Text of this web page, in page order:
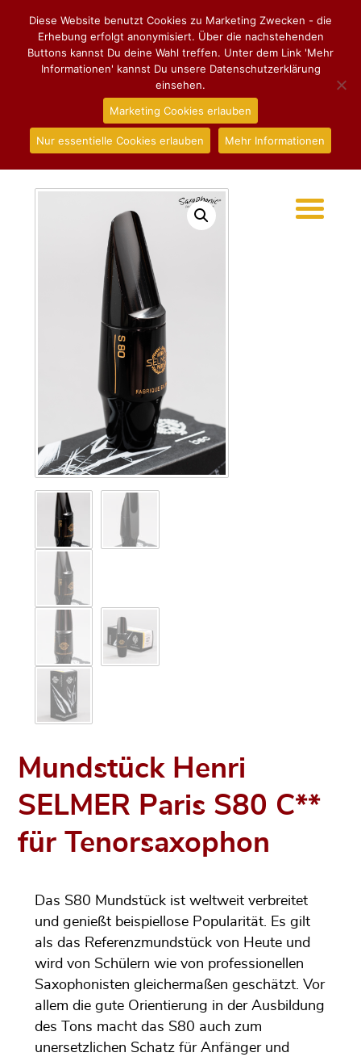
Start/ Mundstücke/Tenorsaxophon / Mundstück Henri
Mundstück Henri
SELMER Paris S80 C**
für Tenorsaxophon
Das S80 Mundstück ist weltweit verbreitet
und genießt beispiellose Popularität. Es gilt
als das Referenzmundstück von Heute und
wird von Schülern wie von professionellen
Saxophonisten gleichermaßen geschätzt. Vor
allem die gute Orientierung in der Ausbildung
des Tons macht das S80 auch zum
unersetzlichen Schatz für Anfänger und
Diese Website benutzt Cookies zu Marketing Zwecken - die
Erhebung erfolgt anonymisiert. Über die nachstehenden
Buttons kannst Du deine Wahl treffen. Unter dem Link 'Mehr
Informationen' kannst Du unsere Datenschutzerklärung
einsehen.
Marketing Cookies erlauben
Nur essentielle Cookies erlauben Mehr Informationen